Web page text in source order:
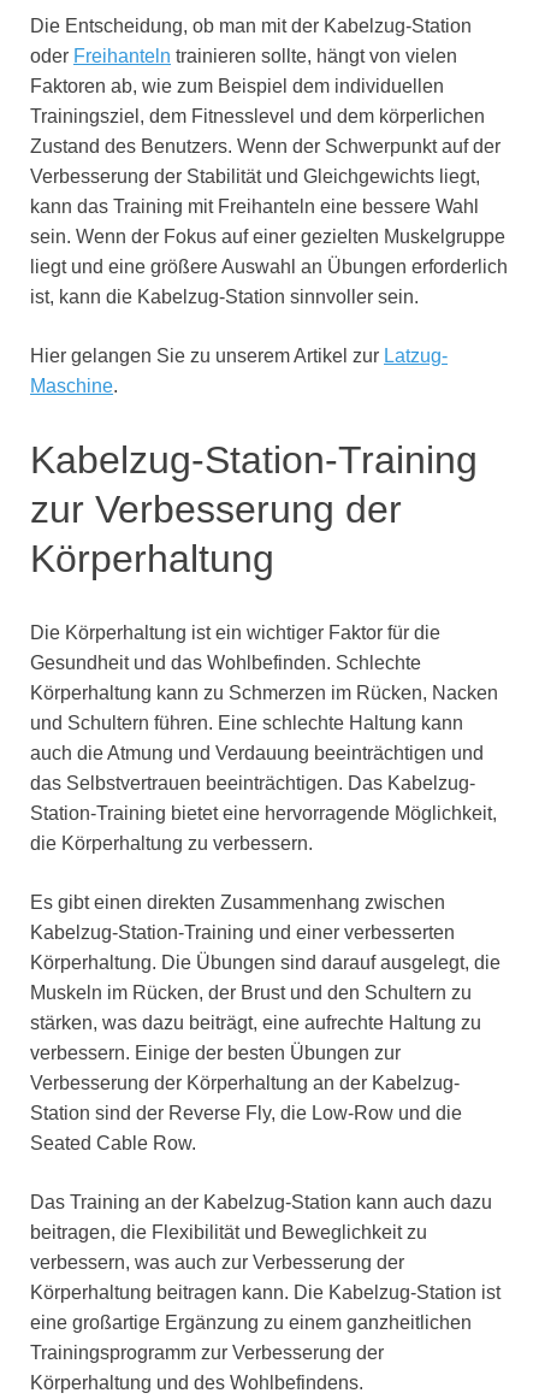
Die Entscheidung, ob man mit der Kabelzug-Station
oder Freihanteln trainieren sollte, hängt von vielen
Faktoren ab, wie zum Beispiel dem individuellen
Trainingsziel, dem Fitnesslevel und dem körperlichen
Zustand des Benutzers. Wenn der Schwerpunkt auf der
Verbesserung der Stabilität und Gleichgewichts liegt,
kann das Training mit Freihanteln eine bessere Wahl
sein. Wenn der Fokus auf einer gezielten Muskelgruppe
liegt und eine größere Auswahl an Übungen erforderlich
ist, kann die Kabelzug-Station sinnvoller sein.
Hier gelangen Sie zu unserem Artikel zur Latzug-
Maschine.
Kabelzug-Station-Training
zur Verbesserung der
Körperhaltung
Die Körperhaltung ist ein wichtiger Faktor für die
Gesundheit und das Wohlbefinden. Schlechte
Körperhaltung kann zu Schmerzen im Rücken, Nacken
und Schultern führen. Eine schlechte Haltung kann
auch die Atmung und Verdauung beeinträchtigen und
das Selbstvertrauen beeinträchtigen. Das Kabelzug-
Station-Training bietet eine hervorragende Möglichkeit,
die Körperhaltung zu verbessern.
Es gibt einen direkten Zusammenhang zwischen
Kabelzug-Station-Training und einer verbesserten
Körperhaltung. Die Übungen sind darauf ausgelegt, die
Muskeln im Rücken, der Brust und den Schultern zu
stärken, was dazu beiträgt, eine aufrechte Haltung zu
verbessern. Einige der besten Übungen zur
Verbesserung der Körperhaltung an der Kabelzug-
Station sind der Reverse Fly, die Low-Row und die
Seated Cable Row.
Das Training an der Kabelzug-Station kann auch dazu
beitragen, die Flexibilität und Beweglichkeit zu
verbessern, was auch zur Verbesserung der
Körperhaltung beitragen kann. Die Kabelzug-Station ist
eine großartige Ergänzung zu einem ganzheitlichen
Trainingsprogramm zur Verbesserung der
Körperhaltung und des Wohlbefindens.